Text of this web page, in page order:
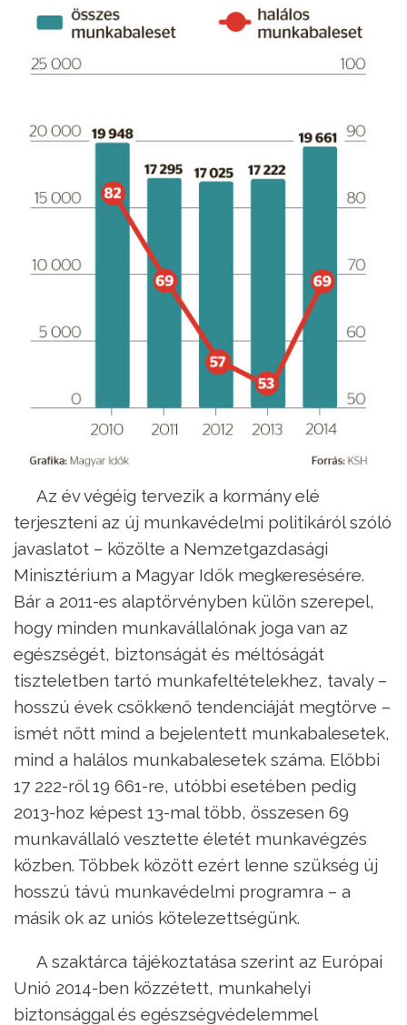
Az év végéig tervezik a kormány elé
terjeszteni az új munkavédelmi politikáról szóló
javaslatot – közölte a Nemzetgazdasági
Minisztérium a Magyar Idők megkeresésére.
Bár a 2011-es alaptörvényben külön szerepel,
hogy minden munkavállalónak joga van az
egészségét, biztonságát és méltóságát
tiszteletben tartó munkafeltételekhez, tavaly –
hosszú évek csökkenő tendenciáját megtörve –
ismét nőtt mind a bejelentett munkabalesetek,
mind a halálos munkabalesetek száma. Előbbi
17 222-ről 19 661-re, utóbbi esetében pedig
2013-hoz képest 13-mal több, összesen 69
munkavállaló vesztette életét munkavégzés
közben. Többek között ezért lenne szükség új
hosszú távú munkavédelmi programra – a
másik ok az uniós kötelezettségünk.
A szaktárca tájékoztatása szerint az Európai
Unió 2014-ben közzétett, munkahelyi
biztonsággal és egészségvédelemmel